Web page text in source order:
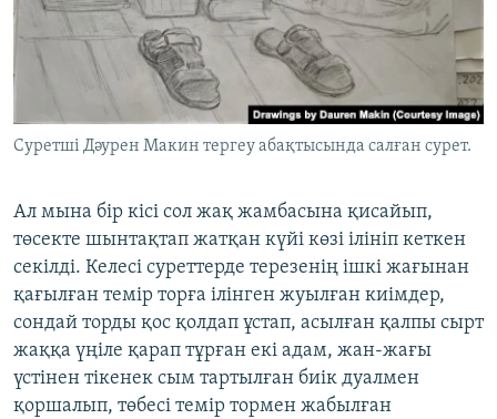
Суретші Дәурен Макин тергеу абақтысында салған сурет.
Ал мына бір кісі сол жақ жамбасына қисайып,
төсекте шынтақтап жатқан күйі көзі ілініп кеткен
секілді. Келесі суреттерде терезенің ішкі жағынан
қағылған темір торға ілінген жуылған киімдер,
сондай торды қос қолдап ұстап, асылған қалпы сырт
жаққа үңіле қарап тұрған екі адам, жан-жағы
үстінен тікенек сым тартылған биік дуалмен
қоршалып, төбесі темір тормен жабылған